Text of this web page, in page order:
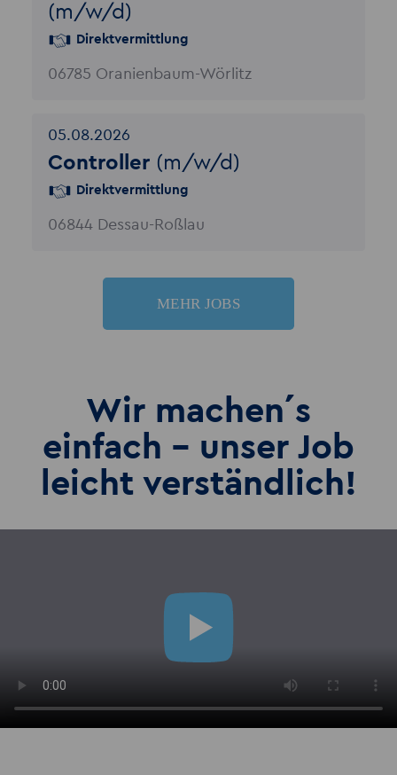
(m/w/d)
Direktvermittlung
06785 Oranienbaum-Wörlitz
Controller (m/w/d)
Direktvermittlung
06844 Dessau-Roßlau
05.08.2026
MEHR JOBS
Wir machen´s
einfach - unser Job
leicht verständlich!